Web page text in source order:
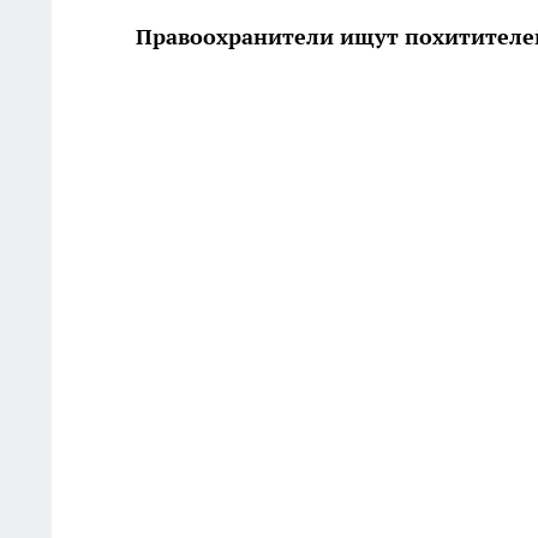
Правоохранители ищут